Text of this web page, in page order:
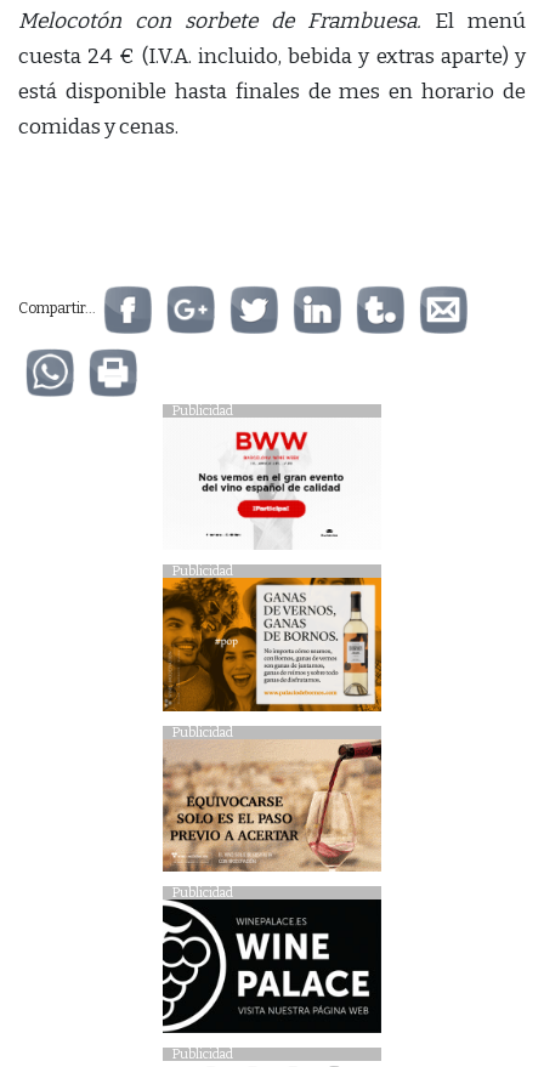
Melocotón con sorbete de Frambuesa. El menú
cuesta 24 € (I.V.A. incluido, bebida y extras aparte) y
está disponible hasta finales de mes en horario de
comidas y cenas.
Compartir...
Publicidad
Publicidad
Publicidad
Publicidad
Publicidad